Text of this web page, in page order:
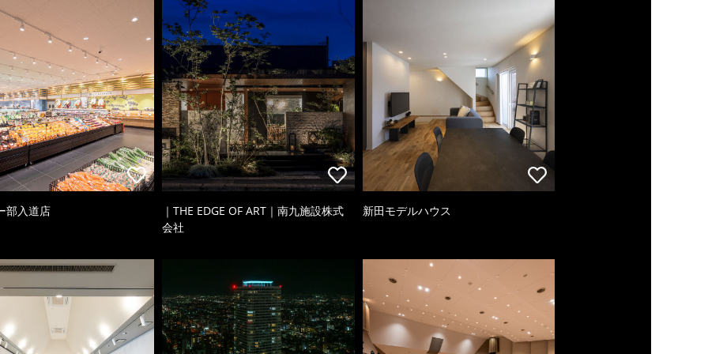
部入道店
｜THE EDGE OF ART｜南九施設株式
会社
新田モデルハウス